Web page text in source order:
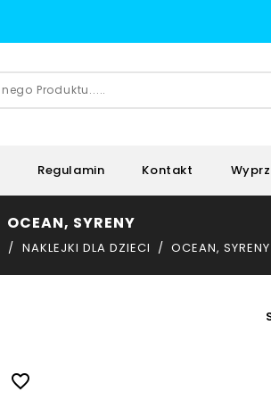
Regulamin Kontakt
OCEAN, SYRENY
NAKLEJKI DLA DZIECI OCEAN, SYRENY
favorite_border